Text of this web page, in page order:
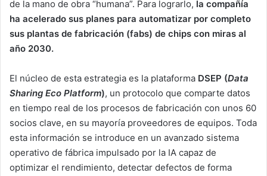
de la mano de obra “humana”. Para lograrlo, la compañía
ha acelerado sus planes para automatizar por completo
sus plantas de fabricación (fabs) de chips con miras al
año 2030.
El núcleo de esta estrategia es la plataforma DSEP (Data
Sharing Eco Platform), un protocolo que comparte datos
en tiempo real de los procesos de fabricación con unos 60
socios clave, en su mayoría proveedores de equipos. Toda
esta información se introduce en un avanzado sistema
operativo de fábrica impulsado por la IA capaz de
optimizar el rendimiento, detectar defectos de forma